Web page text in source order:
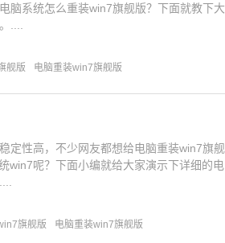
脑系统怎么重装win7旗舰版？下面就教下大
....
舰版 电脑重装win7旗舰版
定性高，不少网友都想给电脑重装win7旗舰
win7呢？下面小编就给大家演示下详细的电
旗舰版 电脑重装win7旗舰版